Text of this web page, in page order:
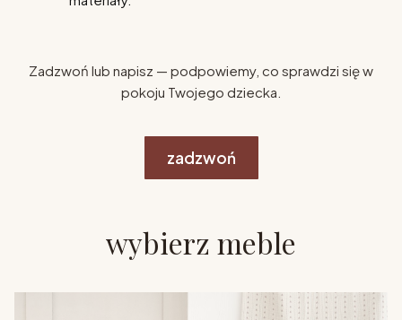
Zadzwoń lub napisz — podpowiemy, co sprawdzi się w
pokoju Twojego dziecka.
zadzwoń
wybierz meble